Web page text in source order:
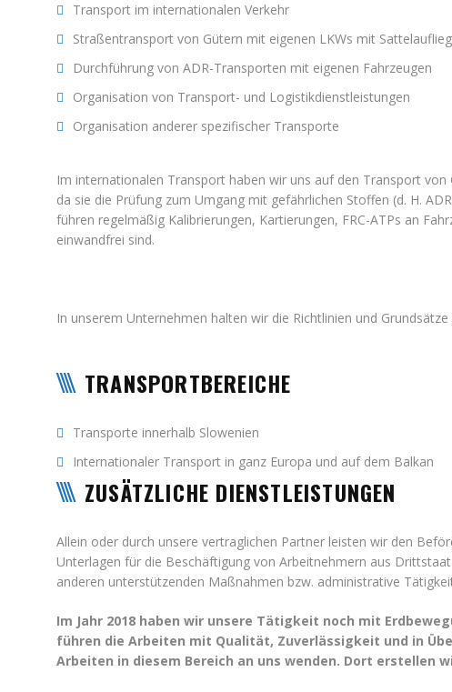
Transport im internationalen Verkehr
Straßentransport von Gütern mit eigenen LKWs mit
Durchführung von ADR-Transporten mit eigenen Fahrzeugen
Organisation von Transport- und Logistikdienstleistungen
Organisation anderer spezifischer Transporte
Im internationalen Transport haben wir uns auf den Transport
da sie die Prüfung zum Umgang mit gefährlichen Stoffen (d. H.
führen regelmäßig Kalibrierungen, Kartierungen, FRC-ATPs an
einwandfrei sind.
In unserem Unternehmen halten wir die Richtlinien und Grundsätze
TRANSPORTBEREICHE
Transporte innerhalb Slowenien
Internationaler Transport in ganz Europa und auf dem Balkan
ZUSÄTZLICHE DIENSTLEISTUNGEN
Allein oder durch unsere vertraglichen Partner leisten wir den
Unterlagen für die Beschäftigung von Arbeitnehmern aus
anderen unterstützenden Maßnahmen bzw. administrative
Im Jahr 2018 haben wir unsere Tätigkeit noch mit
führen die Arbeiten mit Qualität, Zuverlässigkeit und in
Arbeiten in diesem Bereich an uns wenden. Dort erstellen